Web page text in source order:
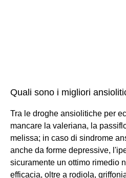
Quali sono i migliori
Tra le droghe ansiolitiche per
mancare la valeriana, la
melissa; in caso di sindrome
anche da forme depressive,
sicuramente un ottimo rimedio
efficacia, oltre a rodiola,